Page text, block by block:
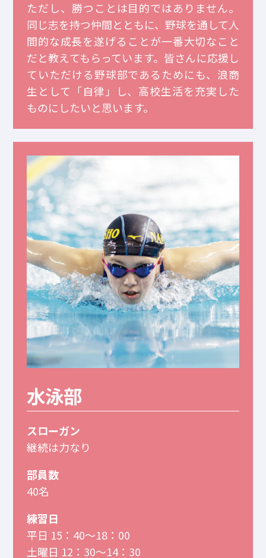
ただし、勝つことは目的ではありません。
同じ志を持つ仲間とともに、野球を通して人
間的な成長を遂げることが一番大切なこと
だと教えてもらっています。皆さんに応援し
ていただける野球部であるためにも、浪商
生として「自律」し、高校生活を充実した
ものにしたいと思います。
水泳部
スローガン
継続は力なり
部員数
40名
練習日
平日 15：40～18：00
土曜日 12：30～14：30